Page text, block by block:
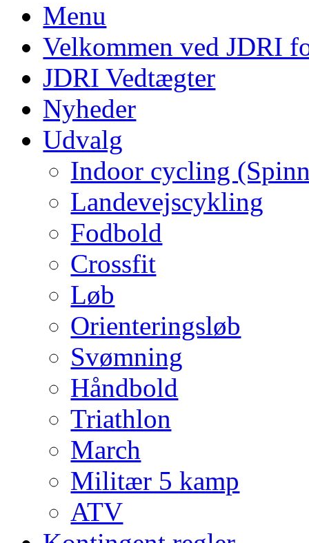
Menu
Velkommen ved JDRI
JDRI Vedtægter
Nyheder
Udvalg
Indoor cycling
Landevejscykling
Fodbold
Crossfit
Løb
Orienteringsløb
Svømning
Håndbold
Triathlon
March
Militær 5 kamp
ATV